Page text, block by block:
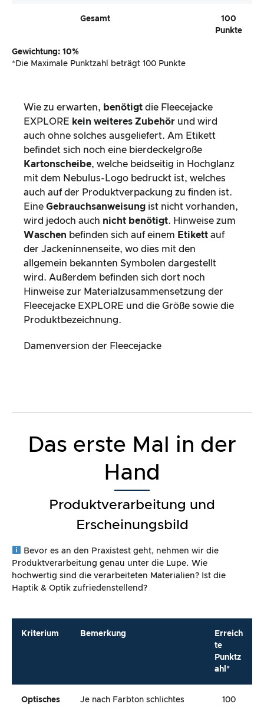
Gesamt
100
Punkte
Gewichtung: 10%
*Die Maximale Punktzahl beträgt 100 Punkte
Wie zu erwarten, benötigt die Fleecejacke
EXPLORE kein weiteres Zubehör und wird
auch ohne solches ausgeliefert. Am Etikett
befindet sich noch eine bierdeckelgroße
Kartonscheibe, welche beidseitig in Hochglanz
mit dem Nebulus-Logo bedruckt ist, welches
auch auf der Produktverpackung zu finden ist.
Eine Gebrauchsanweisung ist nicht vorhanden,
wird jedoch auch nicht benötigt. Hinweise zum
Waschen befinden sich auf einem Etikett auf
der Jackeninnenseite, wo dies mit den
allgemein bekannten Symbolen dargestellt
wird. Außerdem befinden sich dort noch
Hinweise zur Materialzusammensetzung der
Fleecejacke EXPLORE und die Größe sowie die
Produktbezeichnung.
Damenversion der Fleecejacke
Das erste Mal in der
Hand
Produktverarbeitung und
Erscheinungsbild
Bevor es an den Praxistest geht, nehmen wir die
Produktverarbeitung genau unter die Lupe. Wie
hochwertig sind die verarbeiteten Materialien? Ist die
Haptik & Optik zufriedenstellend?
Kriterium Bemerkung
Erreich
te
Punktz
ahl*
Optisches
Je nach Farbton schlichtes
100